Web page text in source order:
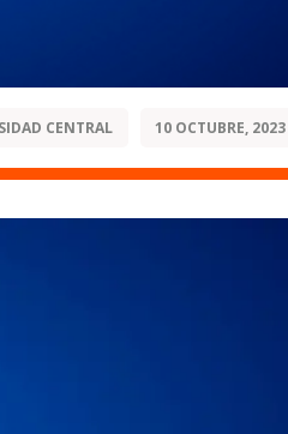
CENTRAL 10 OCTUBRE, 2023